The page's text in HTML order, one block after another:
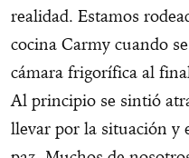
realidad. Estamos
cocina Carmy cuando
cámara frigorífica al
Al principio se sintió
llevar por la situación y